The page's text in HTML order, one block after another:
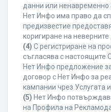
данни или ненавременно
Нет Инфо има право да
предизвестие
коригиране на неверните
(4) С регистриране на
съгласява с настоящите
Нет Инфо предложение
договор с Нет Инфо за
кампании чрез Услугата
(5) Нет Инфо
на Профила на